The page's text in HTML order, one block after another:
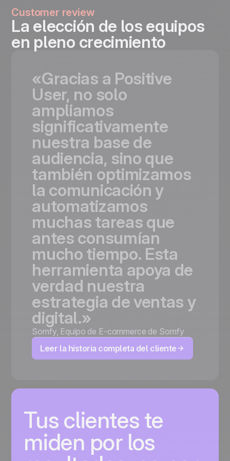
Customer review
La elección de los equipos
en pleno crecimiento
«Gracias a Positive
User, no solo
ampliamos
significativamente
nuestra base de
audiencia, sino que
también optimizamos
la comunicación y
automatizamos
muchas tareas que
antes consumían
mucho tiempo. Esta
herramienta apoya de
verdad nuestra
estrategia deventas y
digital.»
Somfy, Equipo de E-commerce de Somfy
Leer la historia completa del cliente
Tus clientes te
miden por los